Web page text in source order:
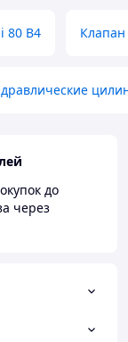
80 B4
до
через